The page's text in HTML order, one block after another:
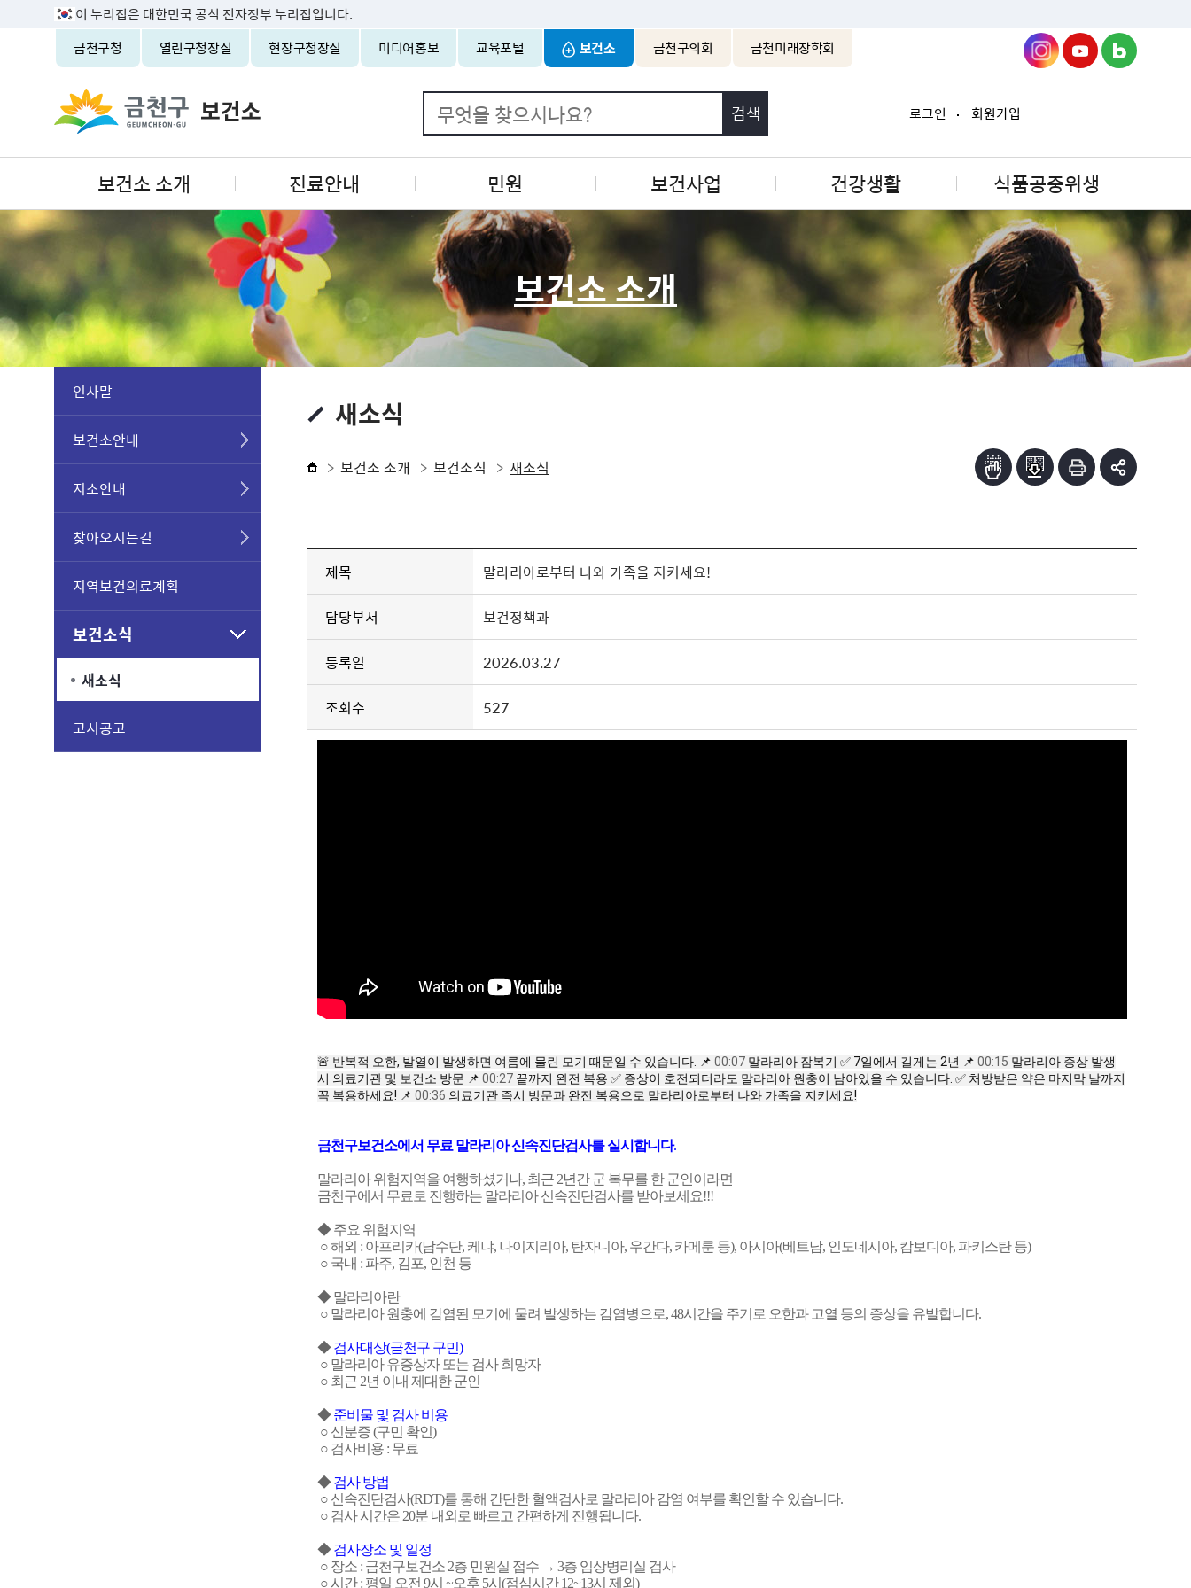
이 누리집은 대한민국 공식 전자정부 누리집입니다.
금천구청
열린구청장실 현장구청장실 미디어홍보 교육포털 보건소 금천구의회 금천미래장학회
로그인 회원가입
보건소 소개 진료안내 민원 보건사업 건강생활 식품공중위생
보건소 소개
인사말
보건소안내
지소안내
찾아오시는길
지역보건의료계획
보건소식
새소식
고시공고
새소식
보건소 소개 보건소식 새소식
제목 말라리아로부터 나와 가족을 지키세요!
담당부서 보건정책과
등록일 2026.03.27
조회수 527
🚨 반복적 오한, 발열이 발생하면 여름에 물린 모기 때문일 수 있습니다. 📌 00:07 말라리아 잠복기 ✅ 7일에서 길게는 2년 📌 00:15 말라리아 증상 발생
시 의료기관 및 보건소 방문 📌 00:27 끝까지 완전 복용 ✅ 증상이 호전되더라도 말라리아 원충이 남아있을 수 있습니다. ✅ 처방받은 약은 마지막 날까지
꼭 복용하세요! 📌 00:36 의료기관 즉시 방문과 완전 복용으로 말라리아로부터 나와 가족을 지키세요!
금천구보건소에서 무료 말라리아 신속진단검사를 실시합니다.
말라리아 위험지역을 여행하셨거나, 최근 2년간 군 복무를 한 군인이라면
금천구에서 무료로 진행하는 말라리아 신속진단검사를 받아보세요!!!
◆주요 위험지역
○ 해외 : 아프리카(남수단, 케냐, 나이지리아, 탄자니아, 우간다, 카메룬 등), 아시아(베트남, 인도네시아, 캄보디아, 파키스탄 등)
○ 국내 : 파주, 김포, 인천 등
◆ 말라리아란
○ 말라리아 원충에 감염된 모기에 물려 발생하는 감염병으로, 48시간을 주기로 오한과 고열 등의 증상을 유발합니다.
◆검사대상(금천구 구민)
○ 말라리아 유증상자 또는 검사 희망자
○ 최근 2년 이내 제대한 군인
◆준비물 및 검사 비용
○ 신분증 (구민 확인)
○ 검사비용 : 무료
◆검사 방법
○ 신속진단검사(RDT)를 통해 간단한 혈액검사로 말라리아 감염 여부를 확인할 수 있습니다.
○ 검사 시간은 20분 내외로 빠르고 간편하게 진행됩니다.
◆검사장소 및 일정
○ 장소 : 금천구보건소 2층 민원실 접수 → 3층 임상병리실 검사
○ 시간 : 평일 오전 9시 ~오후 5시(점심시간 12~13시 제외)